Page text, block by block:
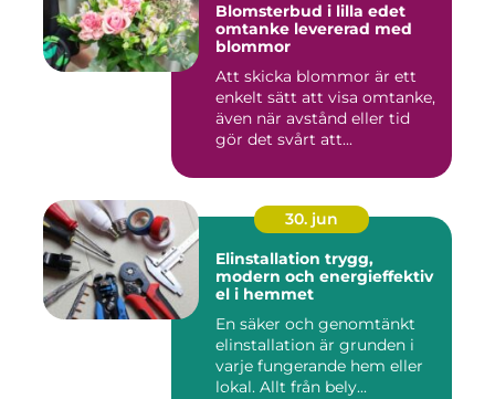
Blomsterbud i lilla edet
omtanke levererad med
blommor
Att skicka blommor är ett
enkelt sätt att visa omtanke,
även när avstånd eller tid
gör det svårt att...
30. jun
Elinstallation trygg,
modern och energieffektiv
el i hemmet
En säker och genomtänkt
elinstallation är grunden i
varje fungerande hem eller
lokal. Allt från bely...